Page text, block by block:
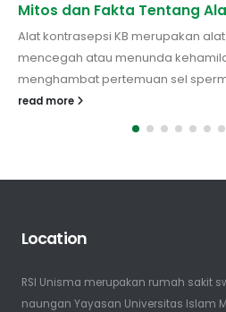
Mitos dan Fakta Tentang
Alat kontrasepsi KB merupakan
mencegah atau menunda
menghambat pertemuan sel
read more
Langkah Sehat Mencegah
Sejak Dini
Sebagai salah satu penyakit yang
kematian di Indonesia, Serangan
perhatian dan penanganan khusus,
Location
RSI Unisma merupakan rumah sakit